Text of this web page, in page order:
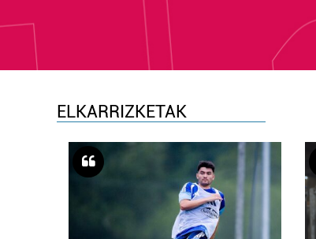
ELKARRIZKETAK